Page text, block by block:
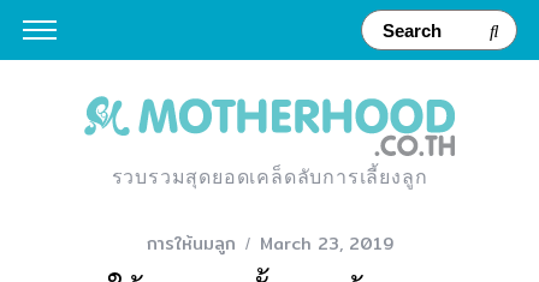
รวบรวมสุดยอดเคล็ดลับการเลี้ยงลูก
การให้นมลูก March 23, 2019